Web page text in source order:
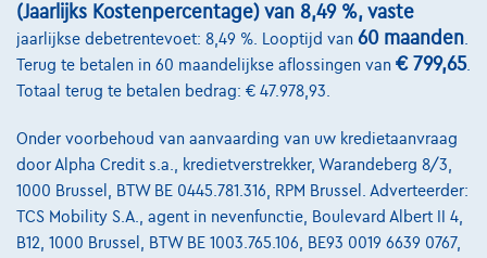
Skoda Fabia
Selection | 1.0 TSI 150CV | Virtual Cockpit | Clim | Carplay | Capteurs AR
06/2025
17.655 km Benzine Manueel 70 kW ( 95 PK )
€17.990 1
Vanaf€277,52/maandmet een laatste
maandaflossing van€5.674,52
Ontdek het volledige cijfervoorbeeld
(Jaarlijks Kostenpercentage) van 8,49 %, vaste
jaarlijkse debetrentevoet: 8,49 %. Looptijd van 60 maanden
Terug te betalen in 60 maandelijkse aflossingen van € 799,65.
Totaal terug te betalen bedrag: € 47.978,93.
Onder voorbehoud van aanvaarding van uw kredietaanvraag
door Alpha Credit s.a., kredietverstrekker, Warandeberg 8/3,
1000 Brussel, BTW BE 0445.781.316, RPM Brussel. Adverteerder:
TCS Mobility S.A., agent in nevenfunctie, Boulevard Albert II 4,
B12, 1000 Brussel, BTW BE 1003.765.106, BE93 0019 6639 0767,